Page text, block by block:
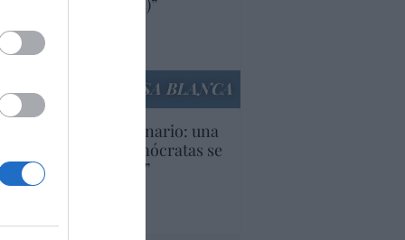
(y europeas)”
Sánchez Arjona
anteriores
LA CASA BLANCA
Inquietante escenario: una
parte de los demócratas se
como “socialista”